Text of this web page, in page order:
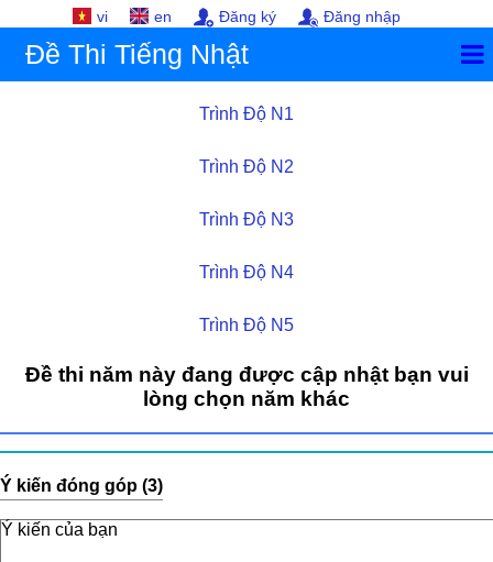
vi en Đăng ký Đăng nhập
Đề Thi Tiếng Nhật
Trình Độ N1
Trình Độ N2
Trình Độ N3
Trình Độ N4
Trình Độ N5
Đề thi năm này đang được cập nhật bạn vui
lòng chọn năm khác
Ý kiến đóng góp (3)